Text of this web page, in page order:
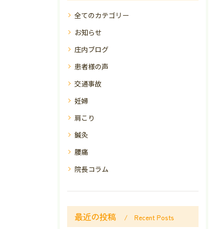
全てのカテゴリー
お知らせ
庄内ブログ
患者様の声
交通事故
妊婦
肩こり
鍼灸
腰痛
院長コラム
最近の投稿 Recent Posts